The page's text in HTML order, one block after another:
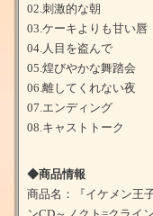
02.刺激的な朝
03.ケーキよりも甘い唇
04.人目を盗んで
05.煌びやかな舞踏会
06.離してくれない夜
07.エンディング
08.キャストトーク
◆商品情報
商品名：『イケメン王